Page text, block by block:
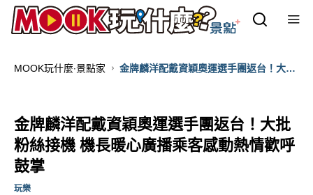
MOOK玩什麼‧景點家
金牌麟洋配戴資穎奧運選手團返台！大批
金牌麟洋配戴資穎奧運選手團返台！大批
粉絲接機 機長暖心廣播乘客感動熱情歡呼
鼓掌
玩樂